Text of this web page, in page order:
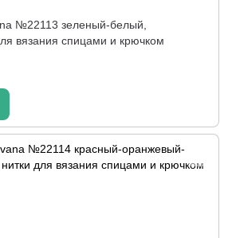
№22113 зеленый-белый,
вязания спицами и крючком